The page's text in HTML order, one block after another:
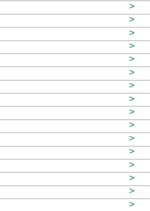
>
>
>
>
>
>
>
>
>
>
>
>
>
>
>
>